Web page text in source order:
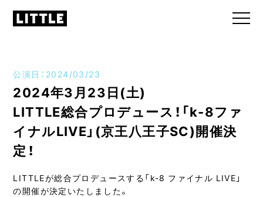
公演日：2024/03/23
2024年3月23日(土)
LITTLE総合プロデュース！「k-8ファ
イナルLIVE」(京王八王子SC)開催決
定！
LITTLEが総合プロデュースする「k-8 ファイナル LIVE」
の開催が決定いたしました。